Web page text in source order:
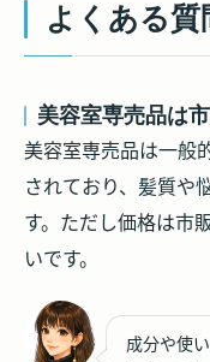
よくある質
美容室専売品は
美容室専売品は一般
されており、髪質や
す。ただし価格は市
いです。
成分や使